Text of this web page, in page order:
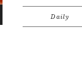
Daily